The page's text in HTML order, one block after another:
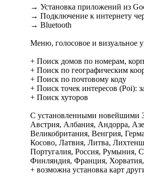
→ Установка приложений из
→ Подключение к интернету
→ Bluetooth
Меню, голосовое и визуальное
+ Поиск домов по номерам,
+ Поиск по географическим
+ Поиск по почтовому коду
+ Поиск точек интересов (Poi):
+ Поиск хуторов
С установленными новейшими
Австрия, Албания, Андорра,
Великобритания, Венгрия,
Косово, Латвия, Литва,
Португалия, Россия, Румыния,
Финляндия, Франция,
+ возможна установка карт